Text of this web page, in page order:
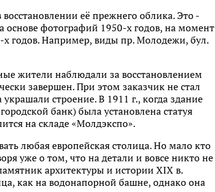
её прежнего облика. Это -
основе фотографий 1950-х годов, на момент
х годов. Например, виды пр. Молодежи, бул.
жители наблюдали за восстановлением
завершен. При этом заказчик не стал
строение. В 1911 г., когда здание
банк) была установлена статуя
на складе «Молдэкспо».
любая европейская столица. Но мало кто
уже о том, что на детали и вовсе никто не
архитектуры и истории XIX в.
как на водонапорной башне, однако она